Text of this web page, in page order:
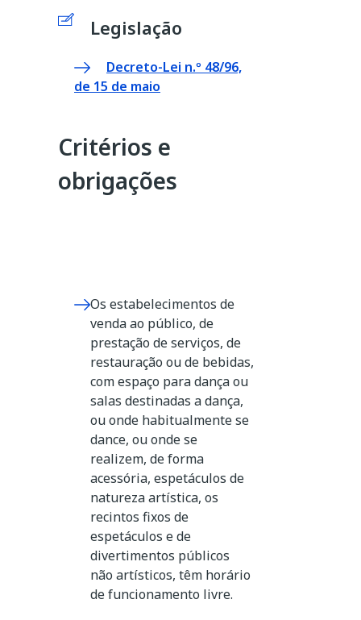
Legislação
Decreto-Lei n.º 48/96,
de 15 de maio
Critérios e
obrigações
Os estabelecimentos de
venda ao público, de
prestação de serviços, de
restauração ou de bebidas,
com espaço para dança ou
salas destinadas a dança,
ou onde habitualmente se
dance, ou onde se
realizem, de forma
acessória, espetáculos de
natureza artística, os
recintos fixos de
espetáculos e de
divertimentos públicos
não artísticos, têm horário
de funcionamento livre.